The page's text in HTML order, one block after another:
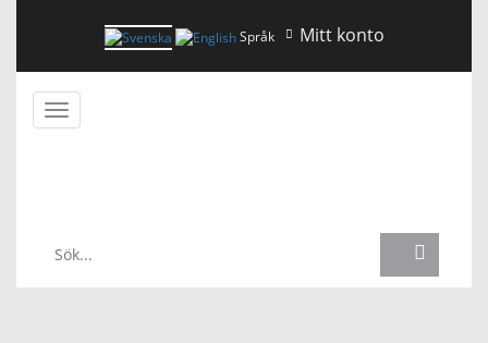
Språk Mitt konto
Växla
navigering